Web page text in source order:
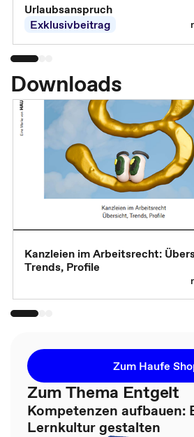
Urlaubsanspruch
Exklusivbeitrag
Downloads
Kanzleien im Arbeitsrecht:
Trends, Profile
Zum Haufe
Zum Thema Entgelt
Kompetenzen aufbauen:
Lernkultur gestalten